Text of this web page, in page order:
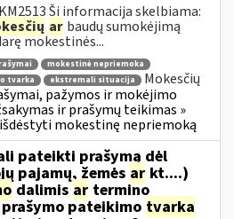
Ši informacija skelbiama:
ar baudų sumokėjimą
mokestinės...
mokestinė nepriemoka
tvarka ekstremali situacija
Mokesčių
pažymos ir mokėjimo
ir prašymų teikimas »
mokestinę nepriemoką
pateikti prašymą dėl
pajamų, žemės ar kt....)
dalimis ar termino
pateikimo tvarka